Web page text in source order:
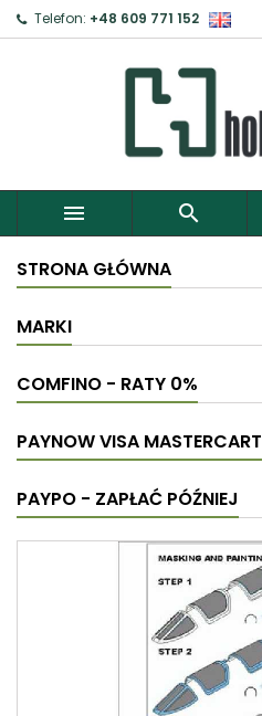
Telefon: +48 609 771 152
 
STRONA GŁÓWNA
MARKI
COMFINO - RATY 0%
PAYNOW VISA MASTERCART
PAYPO - ZAPŁAĆ PÓŹNIEJ